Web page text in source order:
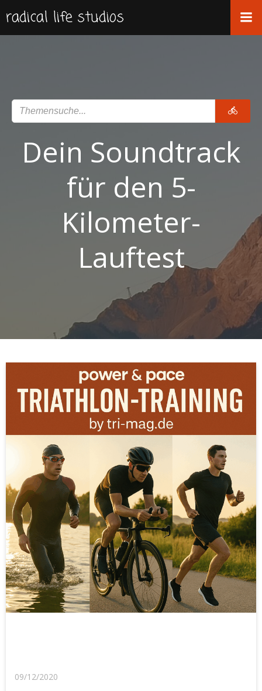
springen
radical life studios
Dein Soundtrack
für den 5-
Kilometer-
Lauftest
09/12/2020